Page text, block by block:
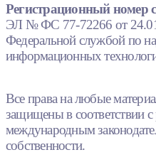
Регистрационный номер
ЭЛ № ФС 77-72266 от
Федеральной службой по
информационных
Все права на любые
защищены в соответствии
международным
собственности.